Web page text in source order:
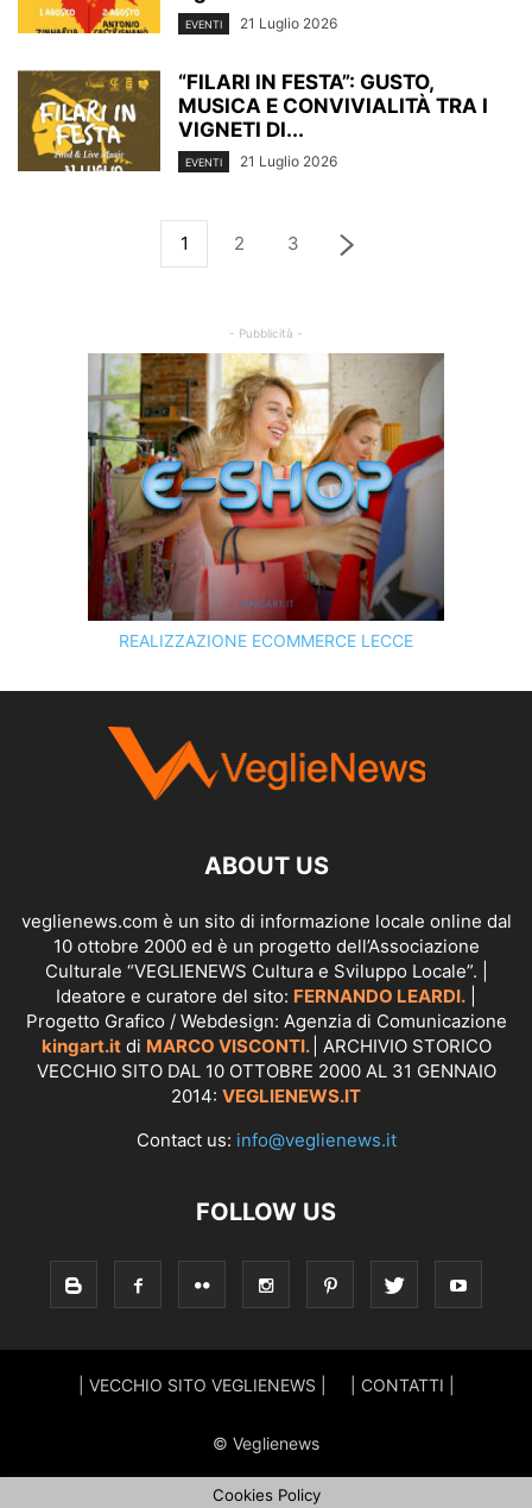
EVENTI 21 Luglio 2026
“FILARI IN FESTA”: GUSTO,
MUSICA E CONVIVIALITÀ TRA I
VIGNETI DI...
EVENTI 21 Luglio 2026
1 2 3
- Pubblicità -
REALIZZAZIONE ECOMMERCE LECCE
SCOPRI I SERVIZI DIKINGART.IT
ABOUT US
veglienews.com è un sito di informazione locale online dal
10 ottobre 2000 ed è un progetto dell’Associazione
Culturale “VEGLIENEWS Cultura e Sviluppo Locale”. |
Ideatore e curatore del sito: FERNANDO LEARDI.
Progetto Grafico / Webdesign: Agenzia di Comunicazione
kingart.itdi MARCO VISCONTI. | ARCHIVIO STORICO
VECCHIO SITO DAL 10 OTTOBRE 2000 AL 31 GENNAIO
2014: VEGLIENEWS.IT
Contact us: info@veglienews.it
FOLLOW US
| VECCHIO SITO VEGLIENEWS | | CONTATTI |
© Veglienews
Cookies Policy